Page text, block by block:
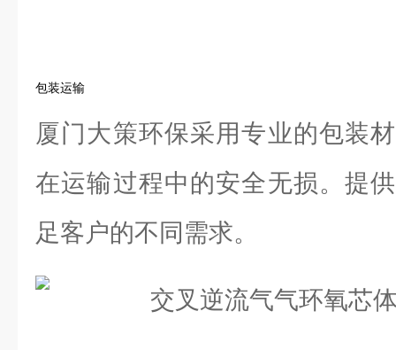
包装运输
厦门大策环保采用专业的包装
在运输过程中的安全无损。提
足客户的不同需求。